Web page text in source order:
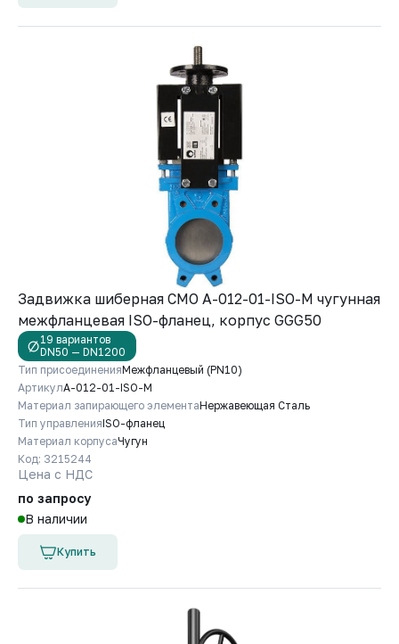
Задвижка шиберная СМО A-012-01-ISO-М чугунная
межфланцевая ISO-фланец, корпус GGG50
19 вариантов
DN50 — DN1200
Тип присоединенияМежфланцевый (PN10)
АртикулA-012-01-ISO-М
Материал запирающего элементаНержавеющая Сталь
Тип управленияISO-фланец
Материал корпусаЧугун
Код: 3215244
Цена с НДС
по запросу
В наличии
Купить